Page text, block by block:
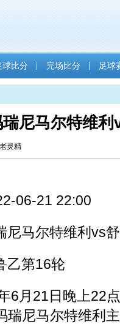
球比分 完场比分 足球
尼马尔特维
灵精
06-21 22:00
马尔特维利vs
第16轮
21日晚上22点
瑞尼马尔特维利